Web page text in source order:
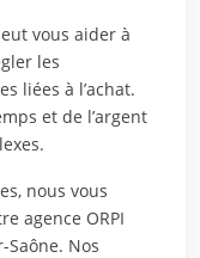
vous aider à
les
liées à l’achat.
et de l’argent
nous vous
agence ORPI
Nos